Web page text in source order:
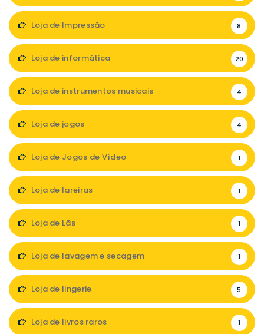
Loja de Impressão 8
Loja de informática 20
Loja de instrumentos musicais 4
Loja de jogos 4
Loja de Jogos de Vídeo 1
Loja de lareiras 1
Loja de Lãs 1
Loja de lavagem e secagem 1
Loja de lingerie 5
Loja de livros raros 1